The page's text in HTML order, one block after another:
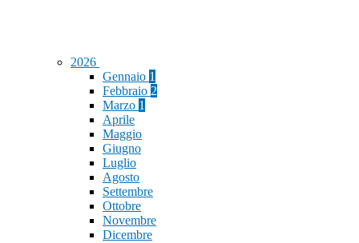
2026
Gennaio 1
Febbraio 2
Marzo 1
Aprile
Maggio
Giugno
Luglio
Agosto
Settembre
Ottobre
Novembre
Dicembre